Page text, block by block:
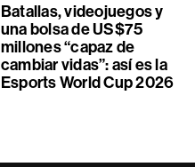
Batallas, videojuegos y
una bolsa de US$75
millones “capaz de
cambiar vidas”: así es la
Esports World Cup 2026